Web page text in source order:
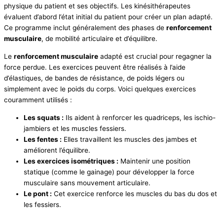
physique du patient et ses objectifs. Les kinésithérapeutes
évaluent d’abord l’état initial du patient pour créer un plan adapté.
Ce programme inclut généralement des phases de renforcement
musculaire, de mobilité articulaire et d’équilibre.
Le renforcement musculaire adapté est crucial pour regagner la
force perdue. Les exercices peuvent être réalisés à l’aide
d’élastiques, de bandes de résistance, de poids légers ou
simplement avec le poids du corps. Voici quelques exercices
couramment utilisés :
Les squats : Ils aident à renforcer les quadriceps, les ischio-
jambiers et les muscles fessiers.
Les fentes : Elles travaillent les muscles des jambes et
améliorent l’équilibre.
Les exercices isométriques : Maintenir une position
statique (comme le gainage) pour développer la force
musculaire sans mouvement articulaire.
Le pont : Cet exercice renforce les muscles du bas du dos et
les fessiers.